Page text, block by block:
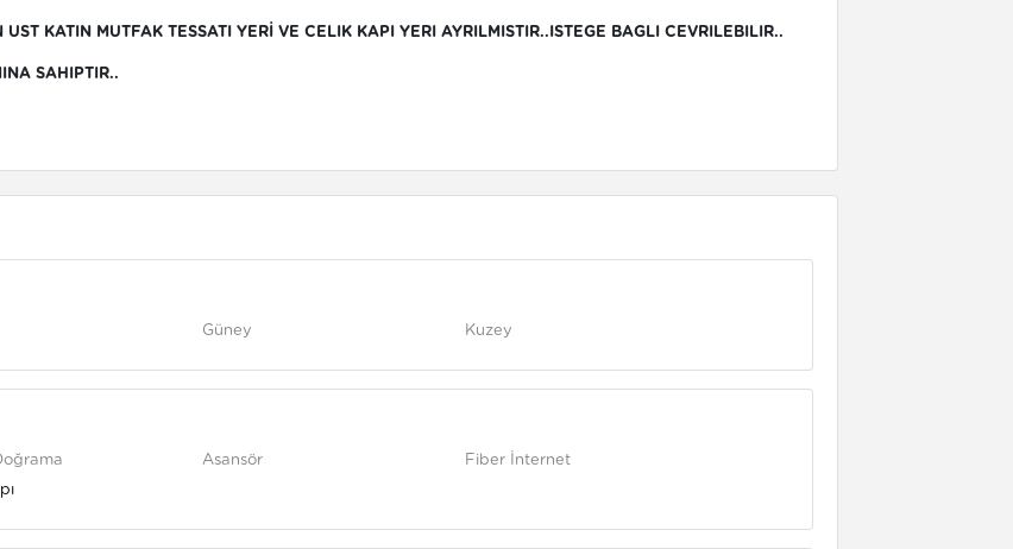
KATIN MUTFAK TESSATI YERİ VE CELIK KAPI YERI AYRILMISTIR..ISTEGE BAGLI CEVRILEBILIR..
SAHIPTIR..
Güney Kuzey
Asansör
Fiber İnternet